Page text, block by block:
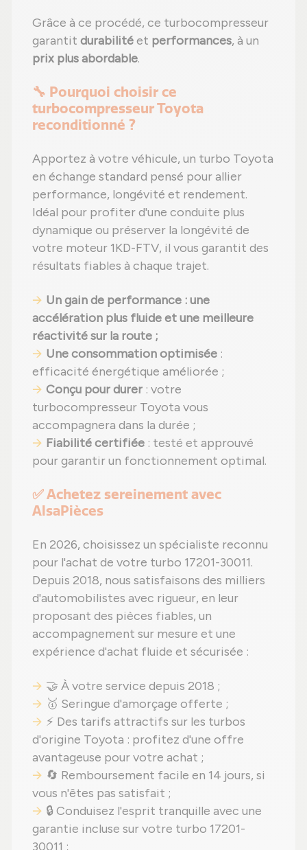
Grâce à ce procédé, ce turbocompresseur
garantit durabilitéet performances, à un
prix plus abordable.
🔧 Pourquoi choisir ce
turbocompresseur Toyota
reconditionné ?
Apportez à votre véhicule, un turbo Toyota
en échange standard pensé pour allier
performance, longévité et rendement.
Idéal pour profiter d'une conduite plus
dynamique ou préserver la longévité de
votre moteur 1KD-FTV, il vous garantit des
résultats fiables à chaque trajet.
Un gain de performance : une
accélération plus fluide et une meilleure
réactivité sur la route ;
Une consommation optimisée :
efficacité énergétique améliorée ;
Conçu pour durer : votre
turbocompresseur Toyota vous
accompagnera dans la durée ;
Fiabilité certifiée : testé et approuvé
pour garantir un fonctionnement optimal.
✅ Achetez sereinement avec
AlsaPièces
En 2026, choisissez un spécialiste reconnu
pour l'achat de votre turbo 17201-30011.
Depuis 2018, nous satisfaisons des milliers
d'automobilistes avec rigueur, en leur
proposant des pièces fiables, un
accompagnement sur mesure et une
expérience d'achat fluide et sécurisée :
🤝 À votre service depuis 2018 ;
🥇 Seringue d'amorçage offerte ;
⚡ Des tarifs attractifs sur les turbos
d'origine Toyota : profitez d'une offre
avantageuse pour votre achat ;
🔄 Remboursement facile en 14 jours, si
vous n'êtes pas satisfait ;
🔒 Conduisez l'esprit tranquille avec une
garantie incluse sur votre turbo 17201-
30011 ;